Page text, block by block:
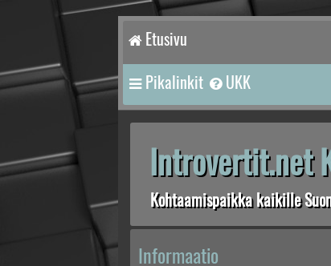
Etusivu
Pikalinkit UKK
Introvertit.net
Kohtaamispaikka kaikille
Informaatio